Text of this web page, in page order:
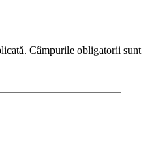
Câmpurile obligatorii sunt